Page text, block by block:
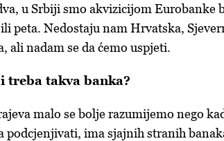
u Srbiji smo akvizicijom Eurobanke
peta. Nedostaju nam Hrvatska,
ali nadam se da ćemo uspjeti.
treba takva banka?
malo se bolje razumijemo nego
podcjenjivati, ima sjajnih stranih